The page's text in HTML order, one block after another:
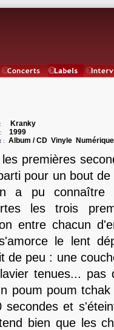
: Kranky
1999
: Album / CD Vinyle
les premières
pour un bout
a pu connaître
les trois
entre chacun
le lent
de peu : une
tenues...
poum poum
secondes et
bien que les